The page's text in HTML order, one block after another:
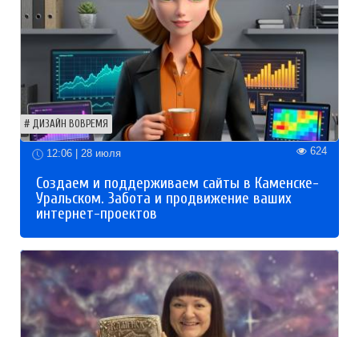
ДИЗАЙН ВОВРЕМЯ
12:06 | 28 июля 624
Создаем и поддерживаем сайты в Каменске-
Уральском. Забота и продвижение ваших
интернет-проектов